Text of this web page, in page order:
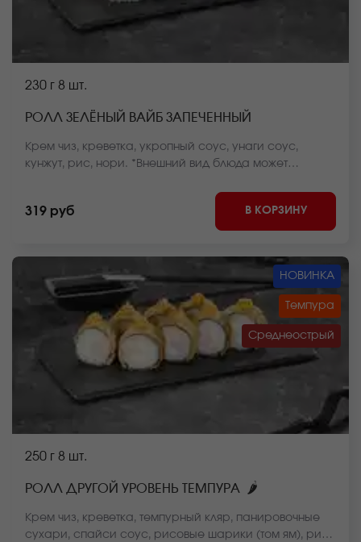
230 г 8 шт.
РОЛЛ ЗЕЛЁНЫЙ ВАЙБ ЗАПЕЧЕННЫЙ
Крем чиз, креветка, укропный соус, унаги соус,
кунжут, рис, нори. *Внешний вид блюда может
319 руб В КОРЗИНУ
НОВИНКА
Темпура
Среднеострый
250 г 8 шт.
РОЛЛ ДРУГОЙ УРОВЕНЬ ТЕМПУРА 🌶
Крем чиз, креветка, темпурный кляр, панировочные
сухари, спайси соус, рисовые шарики (том ям), рис,